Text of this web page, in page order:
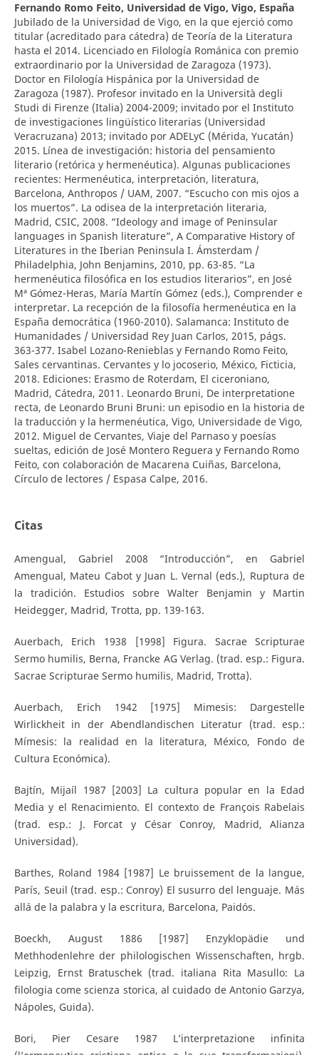
Fernando Romo Feito, Universidad de Vigo, Vigo, España
Jubilado de la Universidad de Vigo, en la que ejerció como
titular (acreditado para cátedra) de Teoría de la Literatura
hasta el 2014. Licenciado en Filología Románica con premio
extraordinario por la Universidad de Zaragoza (1973).
Doctor en Filología Hispánica por la Universidad de
Zaragoza (1987). Profesor invitado en la Università degli
Studi di Firenze (Italia) 2004-2009; invitado por el Instituto
de investigaciones lingüístico literarias (Universidad
Veracruzana) 2013; invitado por ADELyC (Mérida, Yucatán)
2015. Línea de investigación: historia del pensamiento
literario (retórica y hermenéutica). Algunas publicaciones
recientes: Hermenéutica, interpretación, literatura,
Barcelona, Anthropos / UAM, 2007. “Escucho con mis ojos a
los muertos”. La odisea de la interpretación literaria,
Madrid, CSIC, 2008. “Ideology and image of Peninsular
languages in Spanish literature”, A Comparative History of
Literatures in the Iberian Peninsula I. Ámsterdam /
Philadelphia, John Benjamins, 2010, pp. 63-85. “La
hermenéutica filosófica en los estudios literarios”, en José
Mª Gómez-Heras, María Martín Gómez (eds.), Comprender e
interpretar. La recepción de la filosofía hermenéutica en la
España democrática (1960-2010). Salamanca: Instituto de
Humanidades / Universidad Rey Juan Carlos, 2015, págs.
363-377. Isabel Lozano-Renieblas y Fernando Romo Feito,
Sales cervantinas. Cervantes y lo jocoserio, México, Ficticia,
2018. Ediciones: Erasmo de Roterdam, El ciceroniano,
Madrid, Cátedra, 2011. Leonardo Bruni, De interpretatione
recta, de Leonardo Bruni Bruni: un episodio en la historia de
la traducción y la hermenéutica, Vigo, Universidade de Vigo,
2012. Miguel de Cervantes, Viaje del Parnaso y poesías
sueltas, edición de José Montero Reguera y Fernando Romo
Feito, con colaboración de Macarena Cuiñas, Barcelona,
Círculo de lectores / Espasa Calpe, 2016.
Citas
Amengual, Gabriel 2008 “Introducción”, en Gabriel
Amengual, Mateu Cabot y Juan L. Vernal (eds.), Ruptura de
la tradición. Estudios sobre Walter Benjamin y Martin
Heidegger, Madrid, Trotta, pp. 139-163.
Auerbach, Erich 1938 [1998] Figura. Sacrae Scripturae
Sermo humilis, Berna, Francke AG Verlag. (trad. esp.: Figura.
Sacrae Scripturae Sermo humilis, Madrid, Trotta).
Auerbach, Erich 1942 [1975] Mimesis: Dargestelle
Wirlickheit in der Abendlandischen Literatur (trad. esp.:
Mímesis: la realidad en la literatura, México, Fondo de
Cultura Económica).
Bajtín, Mijaíl 1987 [2003] La cultura popular en la Edad
Media y el Renacimiento. El contexto de François Rabelais
(trad. esp.: J. Forcat y César Conroy, Madrid, Alianza
Universidad).
Barthes, Roland 1984 [1987] Le bruissement de la langue,
París, Seuil (trad. esp.: Conroy) El susurro del lenguaje. Más
allá de la palabra y la escritura, Barcelona, Paidós.
Boeckh, August 1886 [1987] Enzyklopädie und
Methhodenlehre der philologischen Wissenschaften, hrgb.
Leipzig, Ernst Bratuschek (trad. italiana Rita Masullo: La
filologia come scienza storica, al cuidado de Antonio Garzya,
Nápoles, Guida).
Bori, Pier Cesare 1987 L’interpretazione infinita